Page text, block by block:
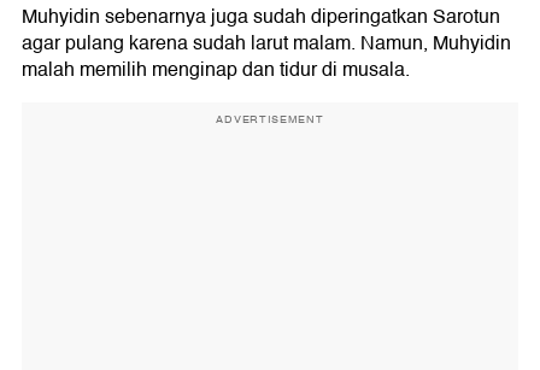
Muhyidin sebenarnya juga sudah diperingatkan Sarotun
agar pulang karena sudah larut malam. Namun, Muhyidin
malah memilih menginap dan tidur di musala.
ADVERTISEMENT